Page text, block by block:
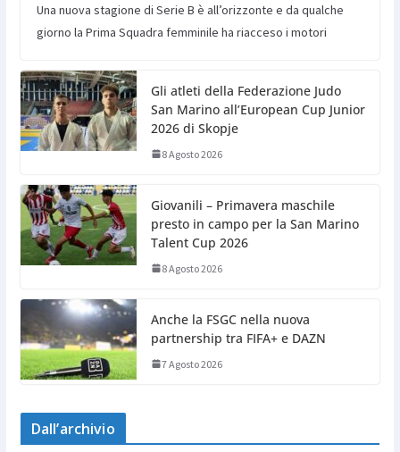
Una nuova stagione di Serie B è all’orizzonte e da qualche
giorno la Prima Squadra femminile ha riacceso i motori
Gli atleti della Federazione Judo
San Marino all’European Cup Junior
2026 di Skopje
8 Agosto 2026
Giovanili – Primavera maschile
presto in campo per la San Marino
Talent Cup 2026
8 Agosto 2026
Anche la FSGC nella nuova
partnership tra FIFA+ e DAZN
7 Agosto 2026
Dall’archivio